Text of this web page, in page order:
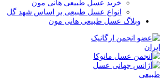
خرید عسل طبیعی هانی مون
انواع عسل طبیعی بر اساس شهد گل
وبلاگ عسل طبیعی هانی مون